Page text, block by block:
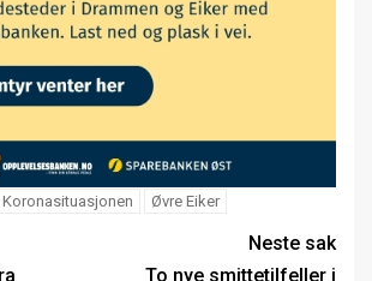
Koronasituasjonen Øvre Eiker
Neste sak
To nye smittetilfeller i